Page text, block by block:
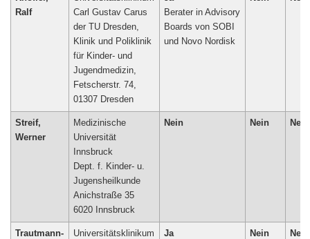
Ralf
Carl Gustav Carus
der TU Dresden,
Klinik und Poliklinik
für Kinder- und
Jugendmedizin,
Fetscherstr. 74,
01307 Dresden
Berater in Advisory
Boards von SOBI
und Novo Nordisk
Streif,
Werner
Medizinische
Universität
Innsbruck
Dept. f. Kinder- u.
Jugensheilkunde
Anichstraße 35
6020 Innsbruck
Nein Nein Nein
Trautmann-
Universitätsklinikum
Ja
Nein Nein